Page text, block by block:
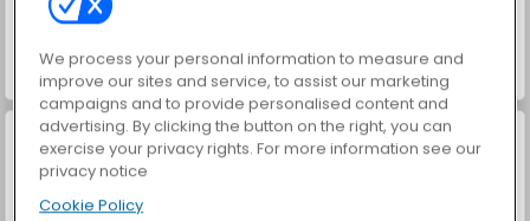
Hidden Object: Street of Secrets Car Parking City Duel
We process your personal information to measure and
improve our sites and service, to assist our marketing
campaigns and to provide personalised content and
advertising. By clicking the button on the right, you can
exercise your privacy rights. For more information see our
privacy notice
Cookie Policy